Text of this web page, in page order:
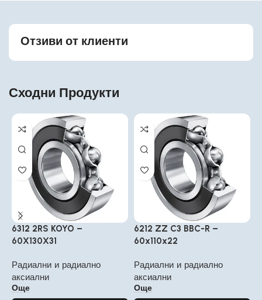
Отзиви от клиенти
Сходни Продукти
6312 2RS KOYO –
60X130X31
Радиални и радиално
аксиални
Още
6212 ZZ C3 BBC-R –
60x110x22
Радиални и радиално
аксиални
Още